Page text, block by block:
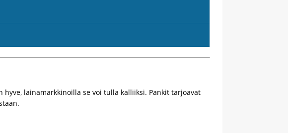
lainamarkkinoilla se voi tulla kalliiksi. Pankit tarjoavat